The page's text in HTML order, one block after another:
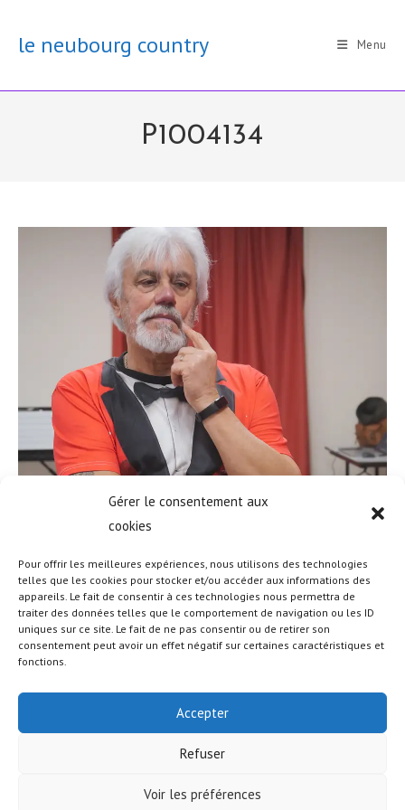
Gérer le consentement aux
cookies
Pour offrir les meilleures expériences, nous utilisons des technologies
telles que les cookies pour stocker et/ou accéder aux informations des
appareils. Le fait de consentir à ces technologies nous permettra de
traiter des données telles que le comportement de navigation ou les ID
uniques sur ce site. Le fait de ne pas consentir ou de retirer son
consentement peut avoir un effet négatif sur certaines caractéristiques et
fonctions.
Accepter
Refuser
Voir les préférences
contentle neubourg country Menu
P1004134